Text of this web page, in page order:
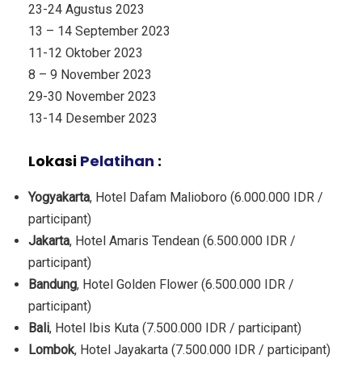
23-24 Agustus 2023
13 – 14 September 2023
11-12 Oktober 2023
8 – 9 November 2023
29-30 November 2023
13-14 Desember 2023
Lokasi Pelatihan :
Yogyakarta, Hotel Dafam Malioboro (6.000.000 IDR /
participant)
Jakarta, Hotel Amaris Tendean (6.500.000 IDR /
participant)
Bandung, Hotel Golden Flower (6.500.000 IDR /
participant)
Bali, Hotel Ibis Kuta (7.500.000 IDR / participant)
Lombok, Hotel Jayakarta (7.500.000 IDR / participant)